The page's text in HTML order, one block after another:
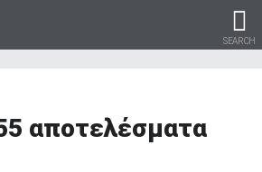
SEARCH
πάντα για το
αποτελέσματα